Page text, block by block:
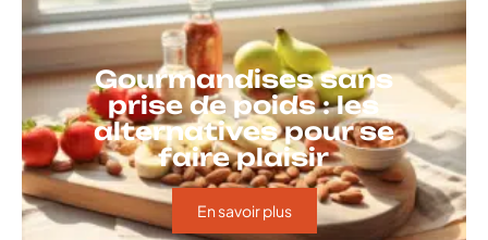
Gourmandises sans
prise de poids : les
alternatives pour se
faire plaisir
En savoir plus